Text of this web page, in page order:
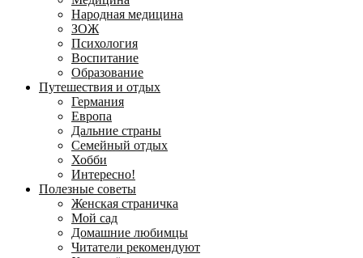
Народная медицина
ЗОЖ
Психология
Воспитание
Образование
Путешествия и отдых
Германия
Европа
Дальние страны
Семейный отдых
Хобби
Интересно!
Полезные советы
Женская страничка
Мой сад
Домашние любимцы
Читатели рекомендуют